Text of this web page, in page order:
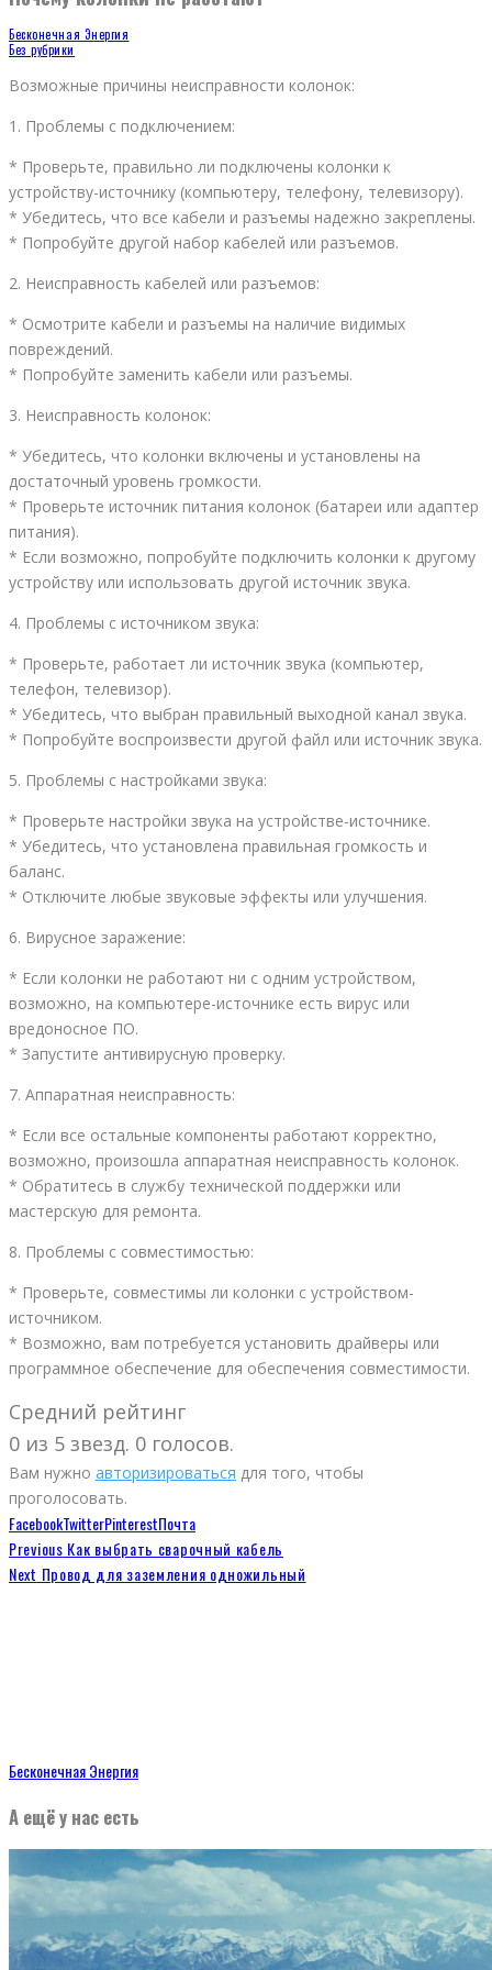
Бесконечная Энергия
Без рубрики
Возможные причины неисправности колонок:
1. Проблемы с подключением:
* Проверьте, правильно ли подключены колонки к
устройству-источнику (компьютеру, телефону, телевизору).
* Убедитесь, что все кабели и разъемы надежно закреплены.
* Попробуйте другой набор кабелей или разъемов.
2. Неисправность кабелей или разъемов:
* Осмотрите кабели и разъемы на наличие видимых
повреждений.
* Попробуйте заменить кабели или разъемы.
3. Неисправность колонок:
* Убедитесь, что колонки включены и установлены на
достаточный уровень громкости.
* Проверьте источник питания колонок (батареи или адаптер
питания).
* Если возможно, попробуйте подключить колонки к другому
устройству или использовать другой источник звука.
4. Проблемы с источником звука:
* Проверьте, работает ли источник звука (компьютер,
телефон, телевизор).
* Убедитесь, что выбран правильный выходной канал звука.
* Попробуйте воспроизвести другой файл или источник звука.
5. Проблемы с настройками звука:
* Проверьте настройки звука на устройстве-источнике.
* Убедитесь, что установлена правильная громкость и
баланс.
* Отключите любые звуковые эффекты или улучшения.
6. Вирусное заражение:
* Если колонки не работают ни с одним устройством,
возможно, на компьютере-источнике есть вирус или
вредоносное ПО.
* Запустите антивирусную проверку.
7. Аппаратная неисправность:
* Если все остальные компоненты работают корректно,
возможно, произошла аппаратная неисправность колонок.
* Обратитесь в службу технической поддержки или
мастерскую для ремонта.
8. Проблемы с совместимостью:
* Проверьте, совместимы ли колонки с устройством-
источником.
* Возможно, вам потребуется установить драйверы или
программное обеспечение для обеспечения совместимости.
Средний рейтинг
0 из 5 звезд. 0 голосов.
Вам нужно авторизироваться для того, чтобы
проголосовать.
FacebookTwitterPinterestПочта
Previous Как выбрать сварочный кабель
Next Провод для заземления одножильный
Бесконечная Энергия
А ещё у нас есть